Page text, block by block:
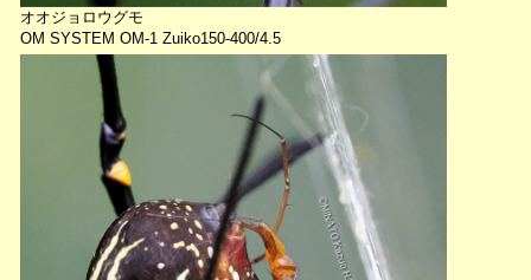
オオジョロウグモ
OM SYSTEM OM-1 Zuiko150-400/4.5